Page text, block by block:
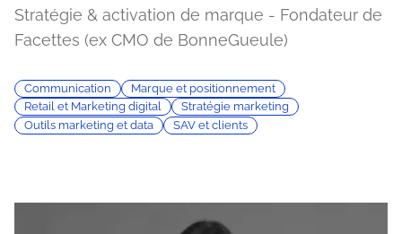
Stratégie & activation de marque - Fondateur de
Facettes (ex CMO de BonneGueule)
Communication
Marque et positionnement
Retail et Marketing digital
Stratégie marketing
Outils marketing et data
SAV et clients